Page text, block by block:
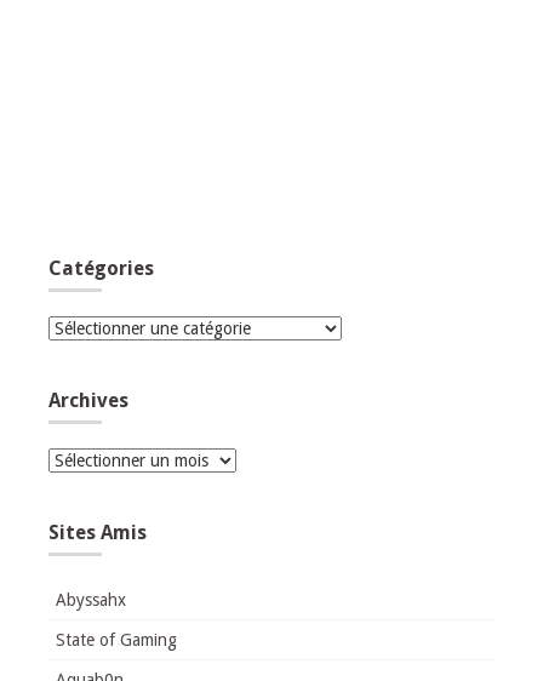
Catégories
Catégories
Archives
Archives
Sites Amis
Abyssahx
State of Gaming